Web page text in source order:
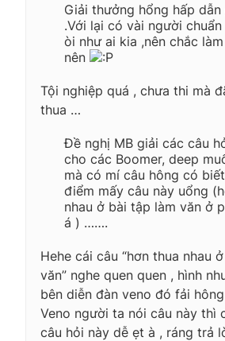
Giải thưởng hổng hấp
.Với lại có vài người
òi như ai kia ,nên chắc
nên
Tội nghiệp quá , chưa thi mà
thua …
Đề nghị MB giải các câu
cho các Boomer, deep
mà có mí câu hông có
điểm mấy câu này uổng
nhau ở bài tập làm văn ở
á ) …….
Hehe cái câu “hơn thua nhau
văn” nghe quen quen , hình
bên diễn đàn veno đó fải
Veno người ta nói câu này thì
câu hỏi này dễ ẹt à , ráng trả